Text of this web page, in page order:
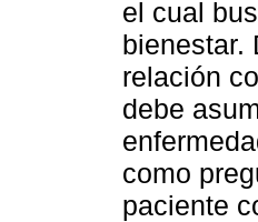
el cual
bienestar.
relación
debe
como
paciente